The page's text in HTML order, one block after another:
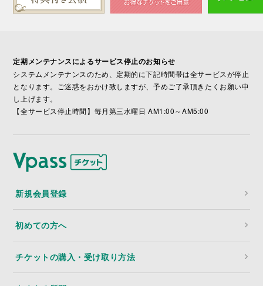
定期メンテナンスによるサービス停止のお知らせ
システムメンテナンスのため、定期的に下記時間帯は全サービスが停止
となります。ご迷惑をおかけ致しますが、予めご了承頂きたくお願い申
し上げます。
【全サービス停止時間】毎月第三水曜日 AM1:00～AM5:00
新規会員登録
初めての方へ
チケットの購入・受け取り方法